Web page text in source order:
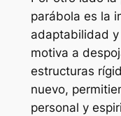
parábola es la
adaptabilidad
motiva a
estructuras
nuevo,
personal y